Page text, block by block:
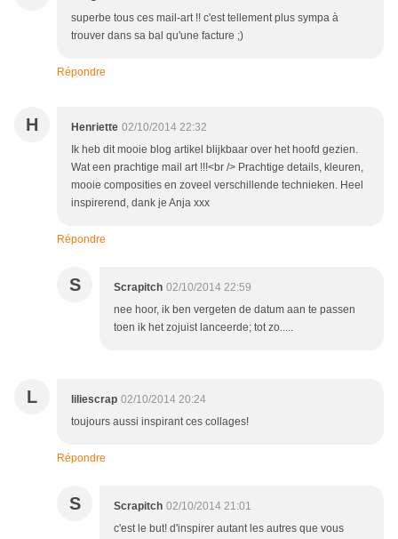
superbe tous ces mail-art !! c'est tellement plus sympa à
trouver dans sa bal qu'une facture ;)
Répondre
H Henriette 02/10/2014 22:32
Ik heb dit mooie blog artikel blijkbaar over het hoofd gezien.
Wat een prachtige mail art !!!<br /> Prachtige details, kleuren,
mooie composities en zoveel verschillende technieken. Heel
inspirerend, dank je Anja xxx
Répondre
S Scrapitch 02/10/2014 22:59
nee hoor, ik ben vergeten de datum aan te passen
toen ik het zojuist lanceerde; tot zo.....
L liliescrap 02/10/2014 20:24
toujours aussi inspirant ces collages!
Répondre
S Scrapitch 02/10/2014 21:01
c'est le but! d'inspirer autant les autres que vous